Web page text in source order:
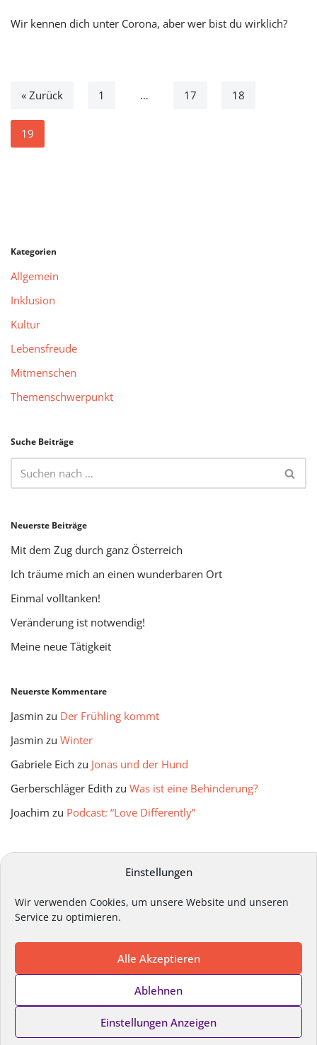
Einstellungen
Wir verwenden Cookies, um unsere Website und unseren
Service zu optimieren.
Alle Akzeptieren
Ablehnen
Einstellungen Anzeigen
Wir kennen dich unter Corona, aber wer bist du wirklich?
« Zurück 1 … 17 18
19
Kategorien
Allgemein
Inklusion
Kultur
Lebensfreude
Mitmenschen
Themenschwerpunkt
Suche Beiträge
Neuerste Beiträge
Mit dem Zug durch ganz Österreich
Ich träume mich an einen wunderbaren Ort
Einmal volltanken!
Veränderung ist notwendig!
Meine neue Tätigkeit
Neuerste Kommentare
Jasmin zu Der Frühling kommt
Jasmin zu Winter
Gabriele Eich zu Jonas und der Hund
Gerberschläger Edith zu Was ist eine Behinderung?
Joachim zu Podcast: “Love Differently”
Impressum Datenschutz
Kontakt
Lebenshilfe Steiermark2024. Alle Rechte